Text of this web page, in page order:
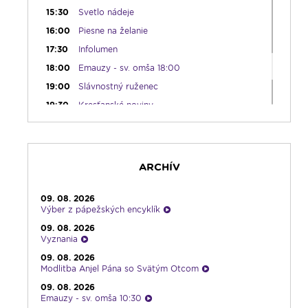
15:30
Svetlo nádeje
16:00
Piesne na želanie
17:30
Infolumen
18:00
Emauzy - sv. omša 18:00
19:00
Slávnostný ruženec
19:30
Kresťanské noviny
19:45
Rádio Vatikán - SK
20:00 Vešpery zo Spišskej Kapituly
22:30
Pohoda s klasikou
23:30
Infolumen - repríza
ARCHÍV
09. 08. 2026
Výber z pápežských encyklík
09. 08. 2026
Vyznania
09. 08. 2026
Modlitba Anjel Pána so Svätým Otcom
09. 08. 2026
Emauzy - sv. omša 10:30